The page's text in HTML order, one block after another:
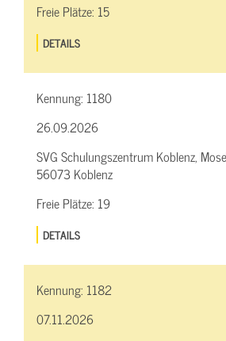
Freie Plätze: 15
DETAILS
Kennung: 1180
26.09.2026
SVG Schulungszentrum Koblenz,
56073 Koblenz
Freie Plätze: 19
DETAILS
Kennung: 1182
07.11.2026